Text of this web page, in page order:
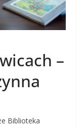
–
Biblioteka